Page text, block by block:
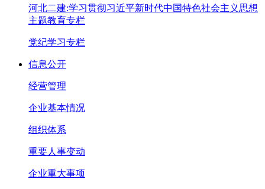
河北二建:学习贯彻习近平新时代中国特色社会主义思想
主题教育专栏
党纪学习专栏
信息公开
经营管理
企业基本情况
组织体系
重要人事变动
企业重大事项